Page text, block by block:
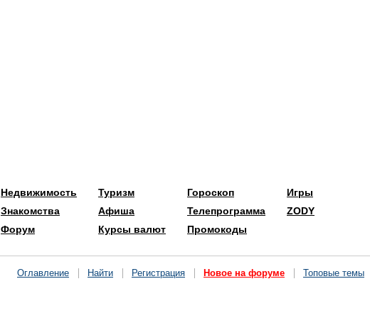
Недвижимость
Знакомства
Форум
Туризм
Афиша
Курсы валют
Гороскоп
Телепрограмма
Промокоды
Игры
ZODY
Оглавление Найти Регистрация Новое на форуме Топовые темы